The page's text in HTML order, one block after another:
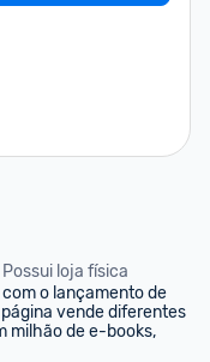
Possui loja física
o lançamento de
vende diferentes
milhão de e-books,